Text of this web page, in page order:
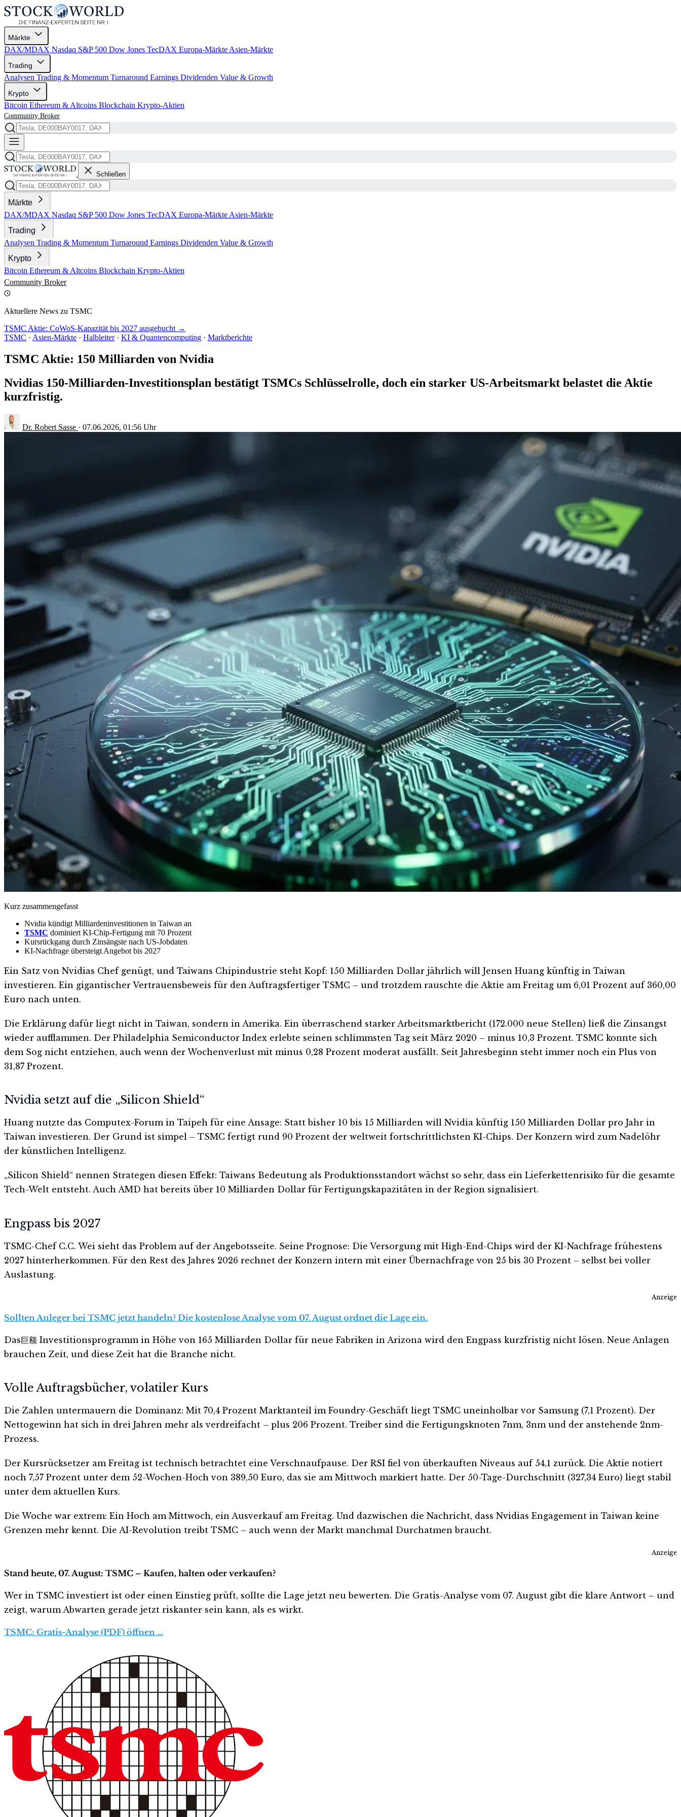
Märkte
DAX/MDAX Nasdaq S&P 500 Dow Jones TecDAX Europa-Märkte Asien-Märkte
Trading
Analysen Trading & Momentum Turnaround Earnings Dividenden Value & Growth
Krypto
Bitcoin Ethereum & Altcoins Blockchain Krypto-Aktien
Community Broker
Schließen
Märkte
DAX/MDAX Nasdaq S&P 500 Dow Jones TecDAX Europa-Märkte Asien-Märkte
Trading
Analysen Trading & Momentum Turnaround Earnings Dividenden Value & Growth
Krypto
Bitcoin Ethereum & Altcoins Blockchain Krypto-Aktien
Community Broker
Aktuellere News zu TSMC
TSMC Aktie: CoWoS-Kapazität bis 2027 ausgebucht →
TSMC · Asien-Märkte · Halbleiter · KI & Quantencomputing · Marktberichte
TSMC Aktie: 150 Milliarden von Nvidia
Nvidias 150-Milliarden-Investitionsplan bestätigt TSMCs Schlüsselrolle, doch ein starker US-Arbeitsmarkt belastet die Aktie
kurzfristig.
Dr. Robert Sasse · 07.06.2026, 01:56 Uhr
Kurz zusammengefasst
Nvidia kündigt Milliardeninvestitionen in Taiwan an
TSMC dominiert KI-Chip-Fertigung mit 70 Prozent
Kursrückgang durch Zinsängste nach US-Jobdaten
KI-Nachfrage übersteigt Angebot bis 2027
Ein Satz von Nvidias Chef genügt, und Taiwans Chipindustrie steht Kopf: 150 Milliarden Dollar jährlich will Jensen Huang künftig in Taiwan
investieren. Ein gigantischer Vertrauensbeweis für den Auftragsfertiger TSMC – und trotzdem rauschte die Aktie am Freitag um 6,01 Prozent auf 360,00
Euro nach unten.
Die Erklärung dafür liegt nicht in Taiwan, sondern in Amerika. Ein überraschend starker Arbeitsmarktbericht (172.000 neue Stellen) ließ die Zinsangst
wieder aufflammen. Der Philadelphia Semiconductor Index erlebte seinen schlimmsten Tag seit März 2020 – minus 10,3 Prozent. TSMC konnte sich
dem Sog nicht entziehen, auch wenn der Wochenverlust mit minus 0,28 Prozent moderat ausfällt. Seit Jahresbeginn steht immer noch ein Plus von
31,87 Prozent.
Nvidia setzt auf die „Silicon Shield“
Huang nutzte das Computex-Forum in Taipeh für eine Ansage: Statt bisher 10 bis 15 Milliarden will Nvidia künftig 150 Milliarden Dollar pro Jahr in
Taiwan investieren. Der Grund ist simpel – TSMC fertigt rund 90 Prozent der weltweit fortschrittlichsten KI-Chips. Der Konzern wird zum Nadelöhr
der künstlichen Intelligenz.
„Silicon Shield“ nennen Strategen diesen Effekt: Taiwans Bedeutung als Produktionsstandort wächst so sehr, dass ein Lieferkettenrisiko für die gesamte
Tech-Welt entsteht. Auch AMD hat bereits über 10 Milliarden Dollar für Fertigungskapazitäten in der Region signalisiert.
Engpass bis 2027
TSMC-Chef C.C. Wei sieht das Problem auf der Angebotsseite. Seine Prognose: Die Versorgung mit High-End-Chips wird der KI-Nachfrage frühestens
2027 hinterherkommen. Für den Rest des Jahres 2026 rechnet der Konzern intern mit einer Übernachfrage von 25 bis 30 Prozent – selbst bei voller
Auslastung.
Anzeige
Sollten Anleger bei TSMC jetzt handeln? Die kostenlose Analyse vom 07. August ordnet die Lage ein.
Das巨额 Investitionsprogramm in Höhe von 165 Milliarden Dollar für neue Fabriken in Arizona wird den Engpass kurzfristig nicht lösen. Neue Anlagen
brauchen Zeit, und diese Zeit hat die Branche nicht.
Volle Auftragsbücher, volatiler Kurs
Die Zahlen untermauern die Dominanz: Mit 70,4 Prozent Marktanteil im Foundry-Geschäft liegt TSMC uneinholbar vor Samsung (7,1 Prozent). Der
Nettogewinn hat sich in drei Jahren mehr als verdreifacht – plus 206 Prozent. Treiber sind die Fertigungsknoten 7nm, 3nm und der anstehende 2nm-
Prozess.
Der Kursrücksetzer am Freitag ist technisch betrachtet eine Verschnaufpause. Der RSI fiel von überkauften Niveaus auf 54,1 zurück. Die Aktie notiert
noch 7,57 Prozent unter dem 52-Wochen-Hoch von 389,50 Euro, das sie am Mittwoch markiert hatte. Der 50-Tage-Durchschnitt (327,34 Euro) liegt stabil
unter dem aktuellen Kurs.
Die Woche war extrem: Ein Hoch am Mittwoch, ein Ausverkauf am Freitag. Und dazwischen die Nachricht, dass Nvidias Engagement in Taiwan keine
Grenzen mehr kennt. Die AI-Revolution treibt TSMC – auch wenn der Markt manchmal Durchatmen braucht.
Anzeige
Stand heute, 07. August: TSMC – Kaufen, halten oder verkaufen?
Wer in TSMC investiert ist oder einen Einstieg prüft, sollte die Lage jetzt neu bewerten. Die Gratis-Analyse vom 07. August gibt die klare Antwort – und
zeigt, warum Abwarten gerade jetzt riskanter sein kann, als es wirkt.
TSMC: Gratis-Analyse (PDF) öffnen …